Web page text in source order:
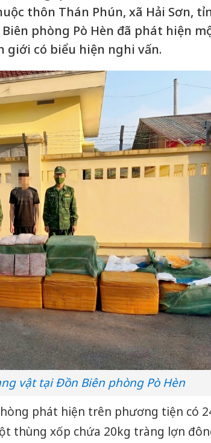
thôn Thán Phún, xã Hải Sơn,
phòng Pò Hèn đã phát hiện
giới có biểu hiện nghi vấn.
vật tại Đồn Biên phòng Pò Hèn
phát hiện trên phương tiện có
thùng xốp chứa 20kg tràng lợn